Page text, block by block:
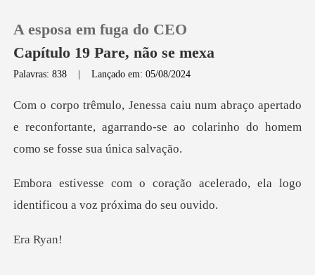
0
Loja
Histórico
A esposa em fuga do CEO
Capítulo 19 Pare, não se mexa
Palavras: 838 |Lançado em: 05/08/2024
pertado
e reconfortante, agarrando-se ao colar
acelerado, ela logo
identific
Ry